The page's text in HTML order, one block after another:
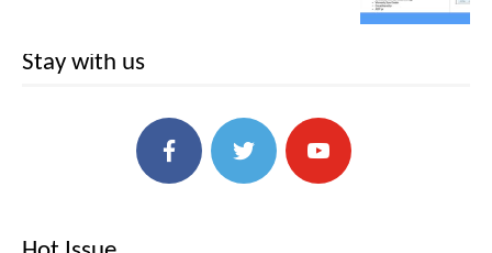
Stay with us